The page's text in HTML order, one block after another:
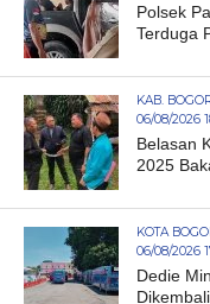
Polsek
Terduga
KAB.
06/08/2026
Belasan
2025
KOTA
06/08/2026
Dedie